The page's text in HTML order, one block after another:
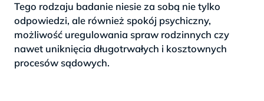
Tego rodzaju badanie niesie za sobą nie tylko
odpowiedzi, ale również spokój psychiczny,
możliwość uregulowania spraw rodzinnych czy
nawet uniknięcia długotrwałych i kosztownych
procesów sądowych.